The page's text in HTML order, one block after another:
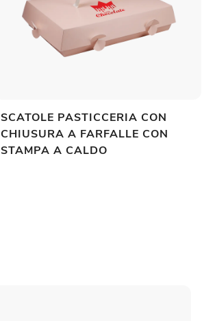
SCATOLE PASTICCERIA CON
CHIUSURA A FARFALLE CON
STAMPA A CALDO